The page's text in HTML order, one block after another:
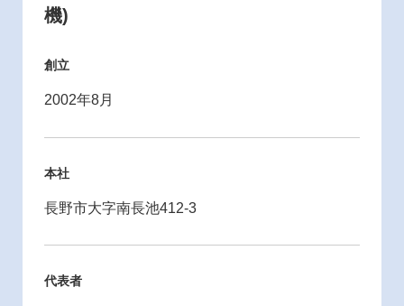
機)
創立
2002年8月
本社
長野市大字南長池412-3
代表者